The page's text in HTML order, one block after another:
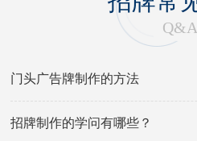
Q&A
门头广告牌制作的方法
招牌制作的学问有哪些？